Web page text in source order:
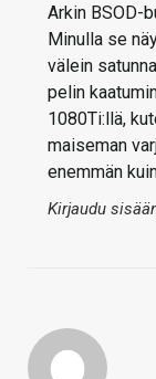
Arkin BSOD-
Minulla se
välein
pelin
1080Ti:llä,
maiseman
enemmän
Kirjaudu